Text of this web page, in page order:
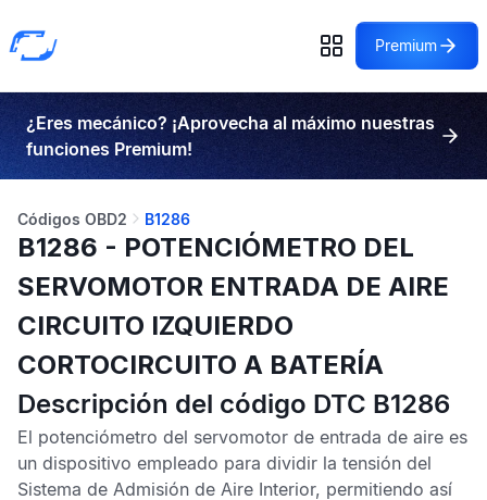
Premium
¿Eres mecánico? ¡Aprovecha al máximo nuestras
funciones Premium!
Códigos OBD2 B1286
B1286 - POTENCIÓMETRO DEL
SERVOMOTOR ENTRADA DE AIRE
CIRCUITO IZQUIERDO
CORTOCIRCUITO A BATERÍA
Descripción del código DTC B1286
El potenciómetro del servomotor de entrada de aire es
un dispositivo empleado para dividir la tensión del
Sistema de Admisión de Aire Interior, permitiendo así